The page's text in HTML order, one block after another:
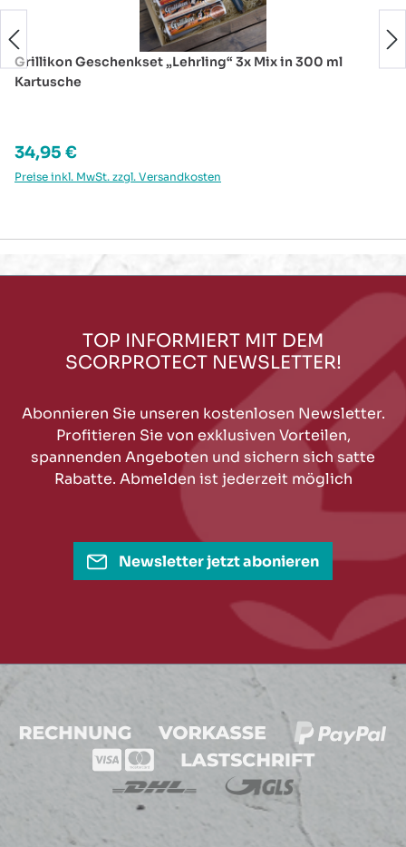
Grillikon Geschenkset „Lehrling“ 3x Mix in 300 ml
Kartusche
Regulärer Preis:
34,95 €
Preise inkl. MwSt. zzgl. Versandkosten
TOP INFORMIERT MIT DEM
SCORPROTECT NEWSLETTER!
Abonnieren Sie unseren kostenlosen Newsletter.
Profitieren Sie von exklusiven Vorteilen,
spannenden Angeboten und sichern sich satte
Rabatte. Abmelden ist jederzeit möglich
Newsletter jetzt abonieren